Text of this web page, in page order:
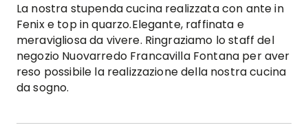
La nostra stupenda cucina realizzata con ante in
Fenix e top in quarzo.Elegante, raffinata e
meravigliosa da vivere. Ringraziamo lo staff del
negozio Nuovarredo Francavilla Fontana per aver
reso possibile la realizzazione della nostra cucina
da sogno.